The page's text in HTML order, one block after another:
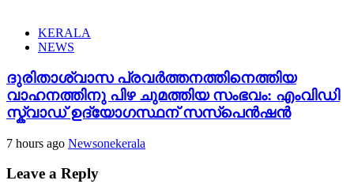
KERALA
NEWS
ദുരിതാശ്വാസ പ്രവർത്തനത്തിനെത്തിയ
വാഹനത്തിനു പിഴ ചുമത്തിയ സംഭവം: എംവിഡി
സ്ക്വാഡ് ഉദ്യോഗസ്ഥന് സസ്പെൻഷൻ
7 hours ago Newsonekerala
Leave a Reply